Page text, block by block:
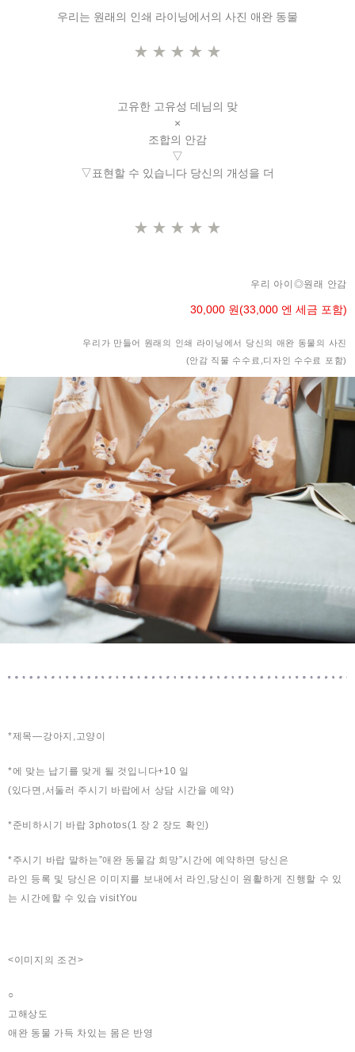
우리는 원래의 인쇄 라이닝에서의 사진 애완 동물
★ ★ ★ ★ ★
고유한 고유성 데님의 맞
×
조합의 안감
▽
▽표현할 수 있습니다 당신의 개성을 더
★ ★ ★ ★ ★
우리 아이◎원래 안감
30,000 원(33,000 엔 세금 포함)
우리가 만들어 원래의 인쇄 라이닝에서 당신의 애완 동물의 사진
(안감 직물 수수료,디자인 수수료 포함)
*제목—강아지,고양이
*에 맞는 납기를 맞게 될 것입니다+10 일
(있다면,서둘러 주시기 바랍에서 상담 시간을 예약)
*준비하시기 바랍 3photos(1 장 2 장도 확인)
*주시기 바랍 말하는”애완 동물감 희망”시간에 예약하면 당신은
라인 등록 및 당신은 이미지를 보내에서 라인,당신이 원활하게 진행할 수 있
는 시간에할 수 있습 visitYou
<이미지의 조건>
○
고해상도
애완 동물 가득 차있는 몸은 반영